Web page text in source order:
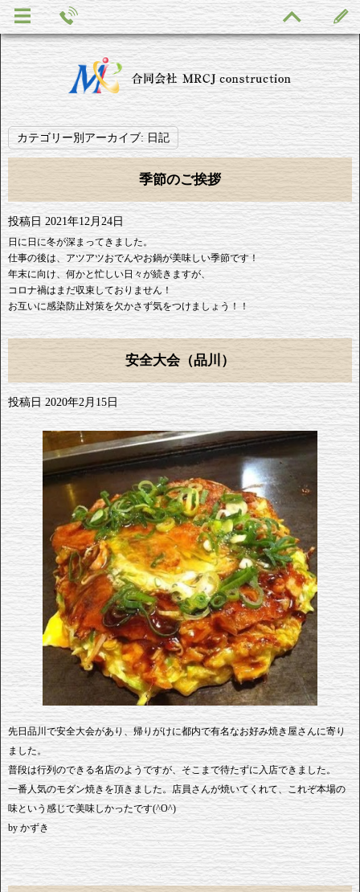
カテゴリー別アーカイブ: 日記
季節のご挨拶
投稿日 2021年12月24日
日に日に冬が深まってきました。
仕事の後は、アツアツおでんやお鍋が美味しい季節です！
年末に向け、何かと忙しい日々が続きますが、
コロナ禍はまだ収束しておりません！
お互いに感染防止対策を欠かさず気をつけましょう！！
安全大会（品川）
投稿日 2020年2月15日
先日品川で安全大会があり、帰りがけに都内で有名なお好み焼き屋さんに寄り
ました。
普段は行列のできる名店のようですが、そこまで待たずに入店できました。
一番人気のモダン焼きを頂きました。店員さんが焼いてくれて、これぞ本場の
味という感じで美味しかったです(^O^)
by かずき